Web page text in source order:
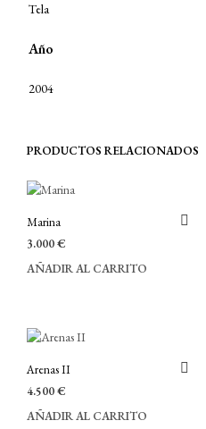
Tela
Año
2004
PRODUCTOS RELACIONADOS
Marina
3.000€
AÑADIR AL CARRITO
Arenas II
4.500€
AÑADIR AL CARRITO